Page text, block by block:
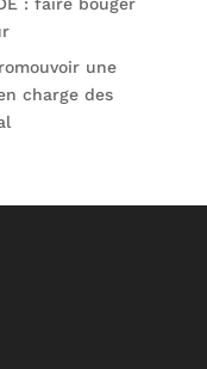
une
charge des